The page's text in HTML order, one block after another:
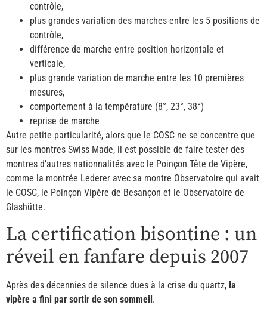
contrôle,
plus grandes variation des marches entre les 5 positions de
contrôle,
différence de marche entre position horizontale et
verticale,
plus grande variation de marche entre les 10 premières
mesures,
comportement à la température (8°, 23°, 38°)
reprise de marche
Autre petite particularité, alors que le COSC ne se concentre que
sur les montres Swiss Made, il est possible de faire tester des
montres d’autres nationnalités avec le Poinçon Tête de Vipère,
comme la montrée Lederer avec sa montre Observatoire qui avait
le COSC, le Poinçon Vipère de Besançon et le Observatoire de
Glashütte.
La certification bisontine : un
réveil en fanfare depuis 2007
Après des décennies de silence dues à la crise du quartz, la
vipère a fini par sortir de son sommeil.